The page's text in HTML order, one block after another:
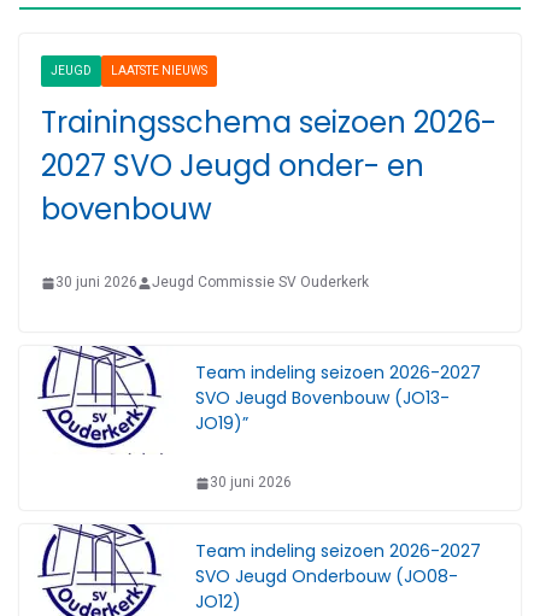
JEUGD LAATSTE NIEUWS
Trainingsschema seizoen 2026-
2027 SVO Jeugd onder- en
bovenbouw
30 juni 2026 Jeugd Commissie SV Ouderkerk
Team indeling seizoen 2026-2027
SVO Jeugd Bovenbouw (JO13-
JO19)”
30 juni 2026
Team indeling seizoen 2026-2027
SVO Jeugd Onderbouw (JO08-
JO12)